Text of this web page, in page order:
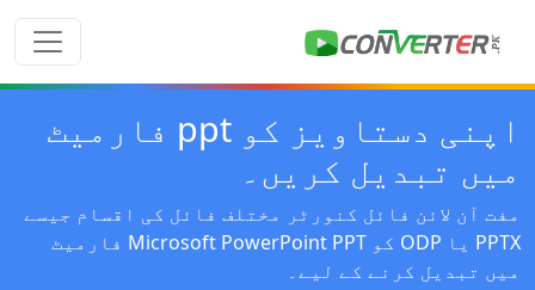
اپنی دستاویز کو ppt فارمیٹ
میں تبدیل کریں۔
مفت آن لائن فائل کنورٹر مختلف فائل کی اقسام جیسے
PPTX یا ODP کو Microsoft PowerPoint PPT فارمیٹ
میں تبدیل کرنے کے لیے۔